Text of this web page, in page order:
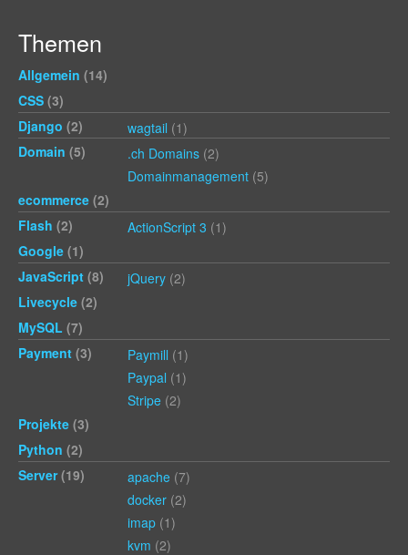
Themen
Allgemein (14)
CSS (3)
Django (2) wagtail (1)
Domain (5) .ch Domains (2)
Domainmanagement (5)
ecommerce (2)
Flash (2) ActionScript 3 (1)
Google (1)
JavaScript (8) jQuery (2)
Livecycle (2)
MySQL (7)
Payment (3) Paymill (1)
Paypal (1)
Stripe (2)
Projekte (3)
Python (2)
Server(19) apache (7)
docker (2)
imap (1)
kvm (2)